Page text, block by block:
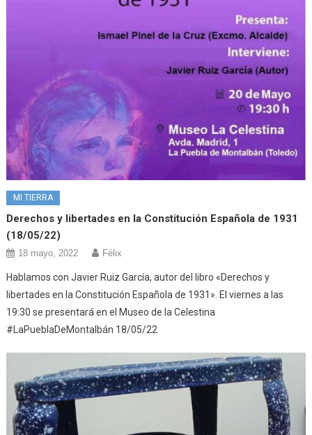
MI TIERRA
Derechos y libertades en la Constitución Española de 1931
(18/05/22)
18 mayo, 2022 Félix
Hablamos con Javier Ruiz García, autor del libro «Derechos y
libertades en la Constitución Española de 1931». El viernes a las
19:30 se presentará en el Museo de la Celestina
#LaPueblaDeMontalbán 18/05/22